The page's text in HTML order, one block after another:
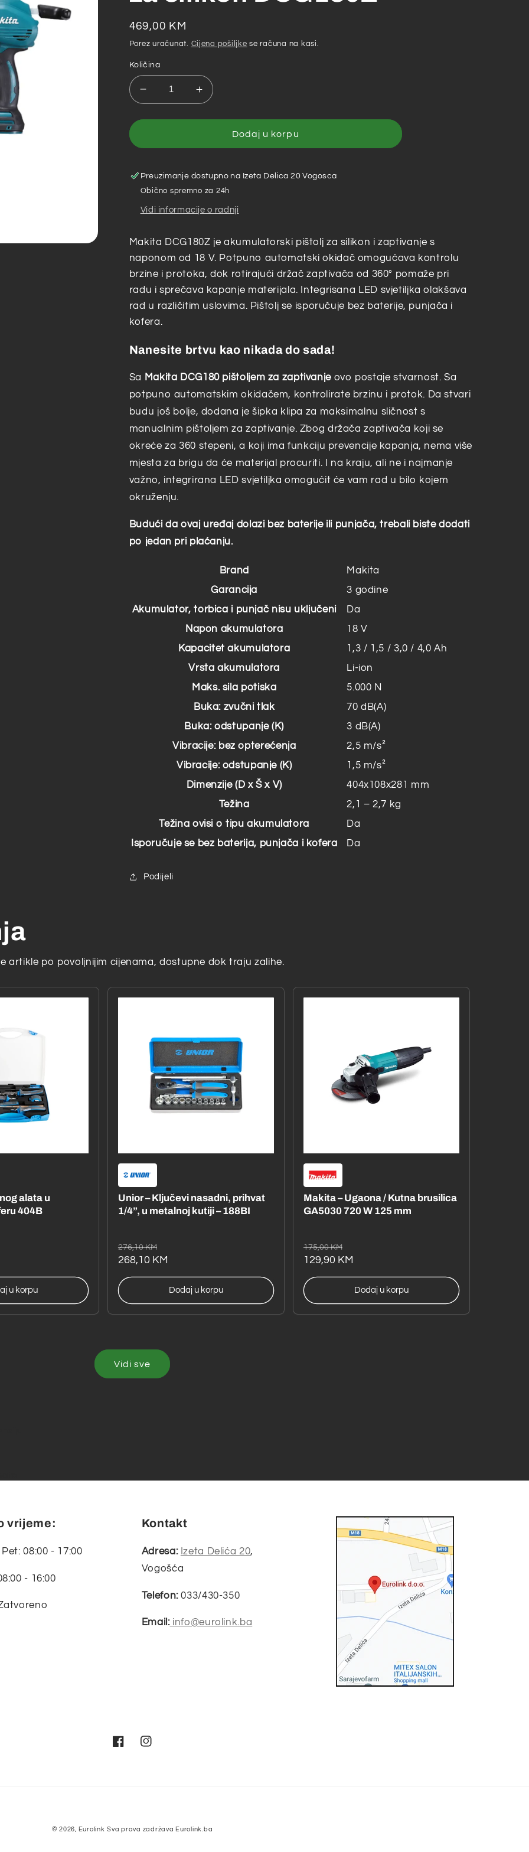
Redovna
cijena
469,00 KM
Porez uračunat. Cijena pošiljke se računa na kasi.
Količina
Smanji
količinu
za
–
pištolj
za
DCG180Z
Povećaj
količinu
za
–
pištolj
DCG180Z
Dodaj u korpu
Preuzimanje dostupno na Izeta Delica 20 Vogosca
Obično spremno za 24h
Vidi informacije o radnji
Makita DCG180Z je akumulatorski pištolj za silikon i zaptivanje s
naponom od 18 V. Potpuno automatski okidač omogućava kontrolu
brzine i protoka, dok rotirajući držač zaptivača od 360° pomaže pri
radu i sprečava kapanje materijala. Integrisana LED svjetiljka olakšava
rad u različitim uslovima. Pištolj se isporučuje bez baterije, punjača i
kofera.
Nanesite brtvu kao nikada do sada!
Sa Makita DCG180 pištoljem za zaptivanjeovo postaje stvarnost. Sa
potpuno automatskim okidačem, kontrolirate brzinu i protok. Da stvari
budu još bolje, dodana je šipka klipa za maksimalnu sličnost s
manualnim pištoljem za zaptivanje. Zbog držača zaptivača koji se
okreće za 360 stepeni, a koji ima funkciju prevencije kapanja, nema više
mjesta za brigu da će materijal procuriti. I na kraju, ali ne i najmanje
važno, integrirana LED svjetiljka omogućit će vam rad u bilo kojem
okruženju.
Budući da ovaj uređaj dolazi bez baterije ili punjača, trebali biste dodati
po jedan pri plaćanju.
Brand
Makita
Garancija
3 godine
Akumulator, torbica i punjač nisu uključeni
Da
Napon akumulatora
18 V
Kapacitet akumulatora
1,3 / 1,5 / 3,0 / 4,0 Ah
Vrsta akumulatora
Li-ion
Maks. sila potiska
5.000 N
Buka: zvučni tlak
70 dB(A)
Buka: odstupanje (K)
3 dB(A)
Vibracije: bez opterećenja
2,5 m/s²
Vibracije: odstupanje (K)
1,5 m/s²
Dimenzije (D x Š x V)
404x108x281 mm
Težina
2,1 – 2,7 kg
Težina ovisi o tipu akumulatora
Da
Isporučuje se bez baterija, punjača i kofera
Da
Podijeli
artikle po povoljnijim cijenama, dostupne dok traju zalihe.
alata u
404B
u korpu
Unior – Ključevi nasadni, prihvat
1/4”, u metalnoj kutiji – 188BI
Redovna
cijena
276,10 KM
Akcijska
cijena
268,10 KM
Dodaj u korpu
Makita – Ugaona / Kutna brusilica
GA5030 720 W 125 mm
Redovna
cijena
175,00 KM
Akcijska
cijena
129,90 KM
Dodaj u korpu
Vidi sve
vrijeme:
08:00 - 17:00
- 16:00
Kontakt
Adresa: Izeta Delića 20,
Vogošća
Telefon:033/430-350
Email:info@eurolink.ba
FacebookInstagram
© 2026, Eurolink Sva prava zadržava Eurolink.ba